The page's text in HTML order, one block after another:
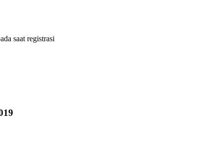
saat registrasi